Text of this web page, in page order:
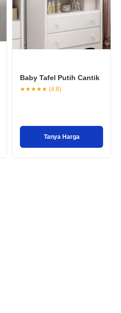
Baby Tafel Putih Cantik
★★★★★ (4.8)
Tanya Harga